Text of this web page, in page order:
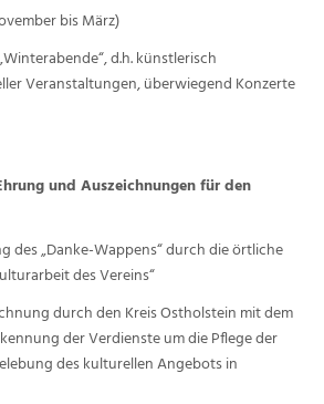
bis März)
d.h. künstlerisch
Veranstaltungen, überwiegend Konzerte
und Auszeichnungen für den
des „Danke-Wappens“ durch die örtliche
des Vereins“
durch den Kreis Ostholstein mit dem
der Verdienste um die Pflege der
des kulturellen Angebots in